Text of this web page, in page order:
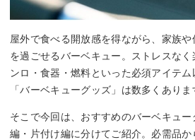
屋外で食べる開放感を得ながら、家族
を過ごせるバーベキュー。ストレスな
ンロ・食器・燃料といった必須アイテ
「バーベキューグッズ」は数多くありま
そこで今回は、おすすめのバーベキュ
編・片付け編に分けてご紹介。必需品か